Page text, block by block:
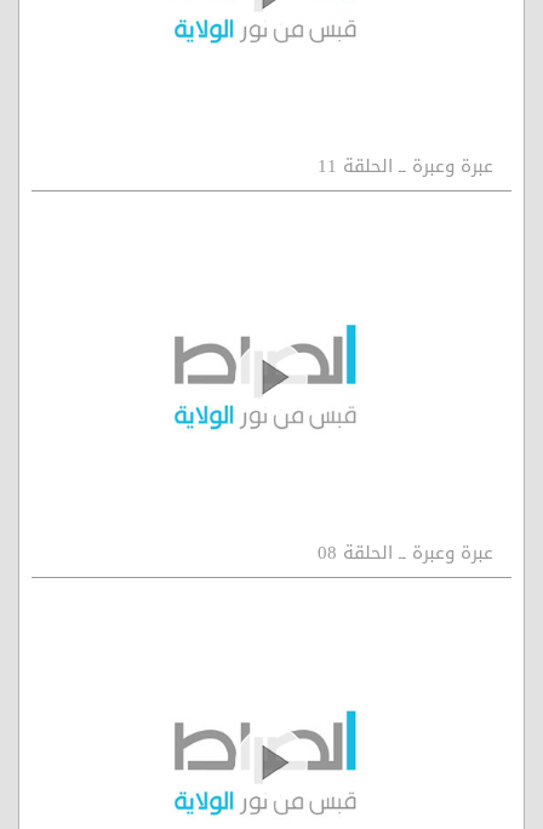
عبرة وعبرة ــ الحلقة 11
عبرة وعبرة ــ الحلقة 08